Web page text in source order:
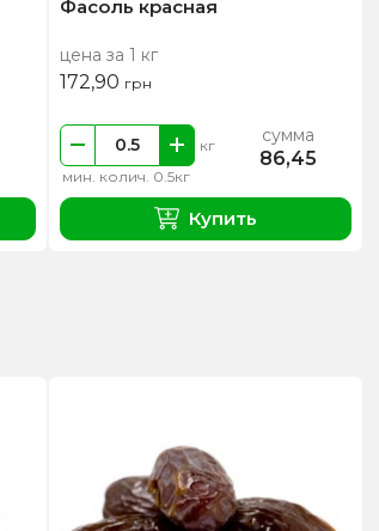
Фасоль красная
цена за 1 кг
172,90 грн
мин. колич. 0.5кг
кг сумма
86,45
Купить